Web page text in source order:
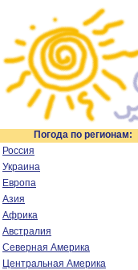
Погода по регионам:
Россия
Украина
Европа
Азия
Африка
Австралия
Северная Америка
Центральная Америка